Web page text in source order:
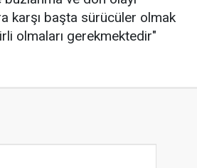
karşı başta sürücüler olmak
olmaları gerekmektedir"